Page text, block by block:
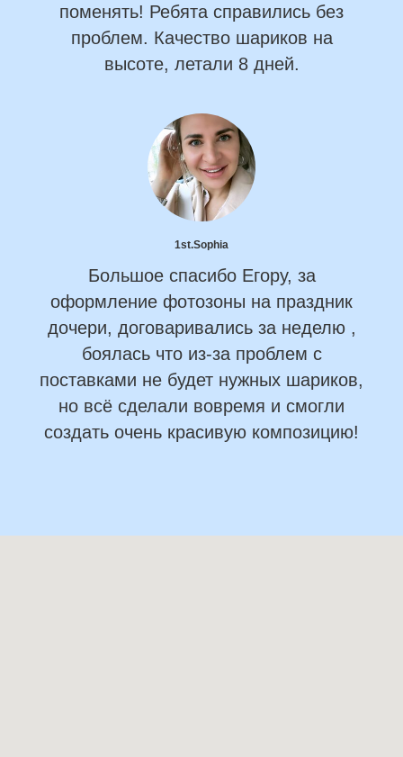
поменять! Ребята справились без
проблем. Качество шариков на
высоте, летали 8 дней.
1st.Sophia
Большое спасибо Егору, за
оформление фотозоны на праздник
дочери, договаривались за неделю ,
боялась что из-за проблем с
поставками не будет нужных шариков,
но всё сделали вовремя и смогли
создать очень красивую композицию!